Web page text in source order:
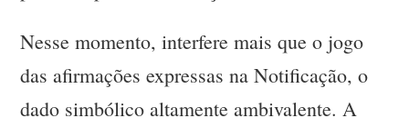
Nesse momento, interfere mais que o jogo
das afirmações expressas na Notificação, o
dado simbólico altamente ambivalente. A